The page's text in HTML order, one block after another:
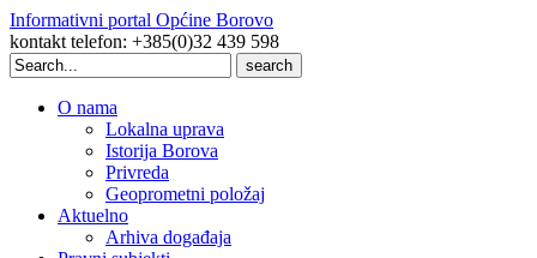
Informativni portal Općine Borovo
kontakt telefon: +385(0)32 439 598
Search
for:
O nama
Lokalna uprava
Istorija Borova
Privreda
Geoprometni položaj
Aktuelno
Arhiva događaja